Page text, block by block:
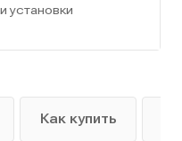
установки
Как купить